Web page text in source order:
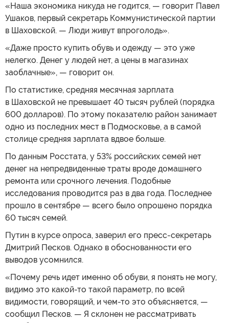
«Наша экономика никуда не годится, — говорит Павел
Ушаков, первый секретарь Коммунистической партии
в Шаховской. — Люди живут впроголодь».
«Даже просто купить обувь и одежду — это уже
нелегко. Денег у людей нет, а цены в магазинах
заоблачные», — говорит он.
По статистике, средняя месячная зарплата
в Шаховской не превышает 40 тысяч рублей (порядка
600 долларов). По этому показателю район занимает
одно из последних мест в Подмосковье, а в самой
столице средняя зарплата вдвое больше.
По данным Росстата, у 53% российских семей нет
денег на непредвиденные траты вроде домашнего
ремонта или срочного лечения. Подобные
исследования проводится раз в два года. Последнее
прошло в сентябре — всего было опрошено порядка
60 тысяч семей.
Путин в курсе опроса, заверил его пресс-секретарь
Дмитрий Песков. Однако в обоснованности его
выводов усомнился.
«Почему речь идет именно об обуви, я понять не могу,
видимо это какой-то такой параметр, по всей
видимости, говорящий, и чем-то это объясняется, —
сообщил Песков. — Я склонен не рассматривать